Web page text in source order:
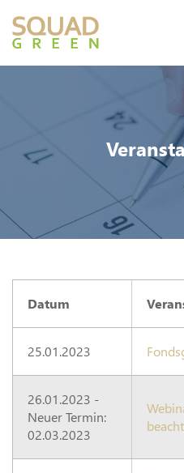
Datum
25.01.2023
26.01.2023 -
Neuer Termin:
02.03.2023